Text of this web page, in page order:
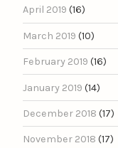
April 2019 (16)
March 2019 (10)
February 2019 (16)
January 2019 (14)
December 2018 (17)
November 2018 (17)